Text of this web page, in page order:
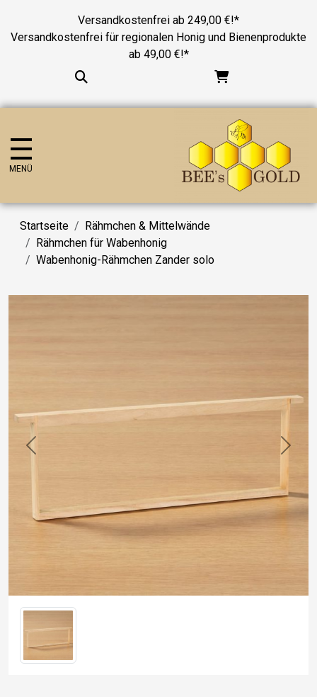
Versandkostenfrei ab 249,00 €!*
Versandkostenfrei für regionalen Honig und Bienenprodukte
ab 49,00 €!*
MENÜ
Startseite
Rähmchen & Mittelwände
Rähmchen für Wabenhonig
Wabenhonig-Rähmchen Zander solo
Previous Next